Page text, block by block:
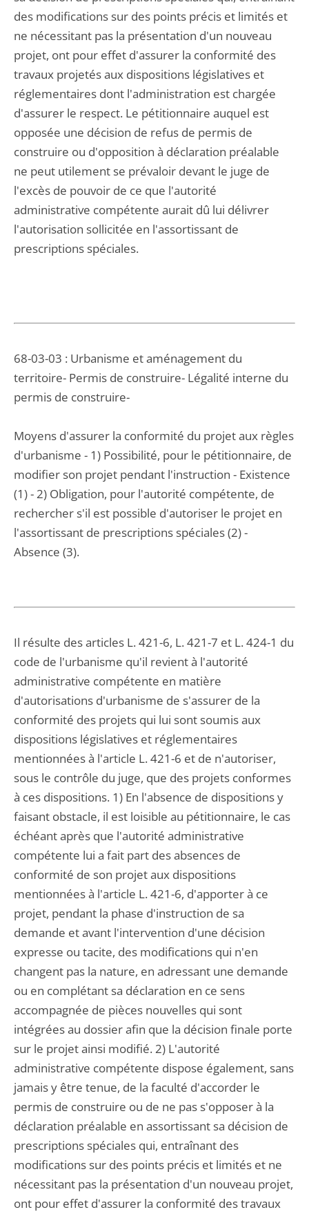
des modifications sur des points précis et limités et
ne nécessitant pas la présentation d'un nouveau
projet, ont pour effet d'assurer la conformité des
travaux projetés aux dispositions législatives et
réglementaires dont l'administration est chargée
d'assurer le respect. Le pétitionnaire auquel est
opposée une décision de refus de permis de
construire ou d'opposition à déclaration préalable
ne peut utilement se prévaloir devant le juge de
l'excès de pouvoir de ce que l'autorité
administrative compétente aurait dû lui délivrer
l'autorisation sollicitée en l'assortissant de
prescriptions spéciales.
68-03-03 : Urbanisme et aménagement du
territoire- Permis de construire- Légalité interne du
permis de construire-
Moyens d'assurer la conformité du projet aux règles
d'urbanisme - 1) Possibilité, pour le pétitionnaire, de
modifier son projet pendant l'instruction - Existence
(1) - 2) Obligation, pour l'autorité compétente, de
rechercher s'il est possible d'autoriser le projet en
l'assortissant de prescriptions spéciales (2) -
Absence (3).
Il résulte des articles L. 421-6, L. 421-7 et L. 424-1 du
code de l'urbanisme qu'il revient à l'autorité
administrative compétente en matière
d'autorisations d'urbanisme de s'assurer de la
conformité des projets qui lui sont soumis aux
dispositions législatives et réglementaires
mentionnées à l'article L. 421-6 et de n'autoriser,
sous le contrôle du juge, que des projets conformes
à ces dispositions. 1) En l'absence de dispositions y
faisant obstacle, il est loisible au pétitionnaire, le cas
échéant après que l'autorité administrative
compétente lui a fait part des absences de
conformité de son projet aux dispositions
mentionnées à l'article L. 421-6, d'apporter à ce
projet, pendant la phase d'instruction de sa
demande et avant l'intervention d'une décision
expresse ou tacite, des modifications qui n'en
changent pas la nature, en adressant une demande
ou en complétant sa déclaration en ce sens
accompagnée de pièces nouvelles qui sont
intégrées au dossier afin que la décision finale porte
sur le projet ainsi modifié. 2) L'autorité
administrative compétente dispose également, sans
jamais y être tenue, de la faculté d'accorder le
permis de construire ou de ne pas s'opposer à la
déclaration préalable en assortissant sa décision de
prescriptions spéciales qui, entraînant des
modifications sur des points précis et limités et ne
nécessitant pas la présentation d'un nouveau projet,
ont pour effet d'assurer la conformité des travaux